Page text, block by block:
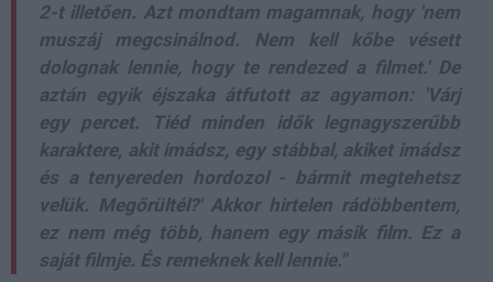
2-t illetően. Azt mondtam magamnak, hogy 'nem
muszáj megcsinálnod. Nem kell kőbe vésett
dolognak lennie, hogy te rendezed a filmet.' De
aztán egyik éjszaka átfutott az agyamon: 'Várj
egy percet. Tiéd minden idők legnagyszerűbb
karaktere, akit imádsz, egy stábbal, akiket imádsz
és a tenyereden hordozol - bármit megtehetsz
velük. Megőrültél?' Akkor hirtelen rádöbbentem,
ez nem még több, hanem egy másik film. Ez a
saját filmje. És remeknek kell lennie."